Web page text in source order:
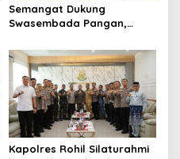
Semangat Dukung
Swasembada Pangan,
Langsung Panen Jagung di
Sendayan
Kapolres Rohil Silaturahmi